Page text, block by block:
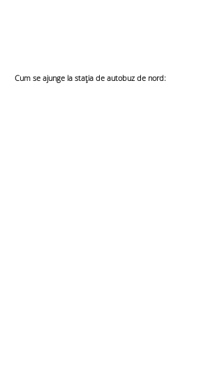
Cum se ajunge la stația de autobuz de nord: